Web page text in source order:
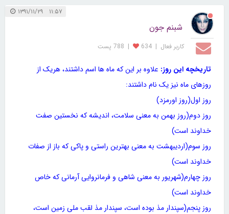
۱۱:۵۷ ۱۳۹۱/۱۱/۲۹
شبنم جون
کاربر فعال |
634
| 788 پست
تاریخچه این روز: علاوه بر این که ماه ها اسم داشتند، هریک از
روزهای ماه نیز یک نام داشتند:
روز اول(روز اورمزد)
روز دوم(روز بهمن به معنی سلامت، اندیشه كه نخستین صفت
خداوند است)
روز سوم(اردیبهشت به معنی بهترین راستی و پاكی كه باز از صفات
خداوند است)
روز چهارم(شهریور به معنی شاهی و فرمانروایی آرمانی كه خاص
خداوند است)
روز پنجم(سپندار مذ بوده است، سپندار مذ لقب ملی زمین است،